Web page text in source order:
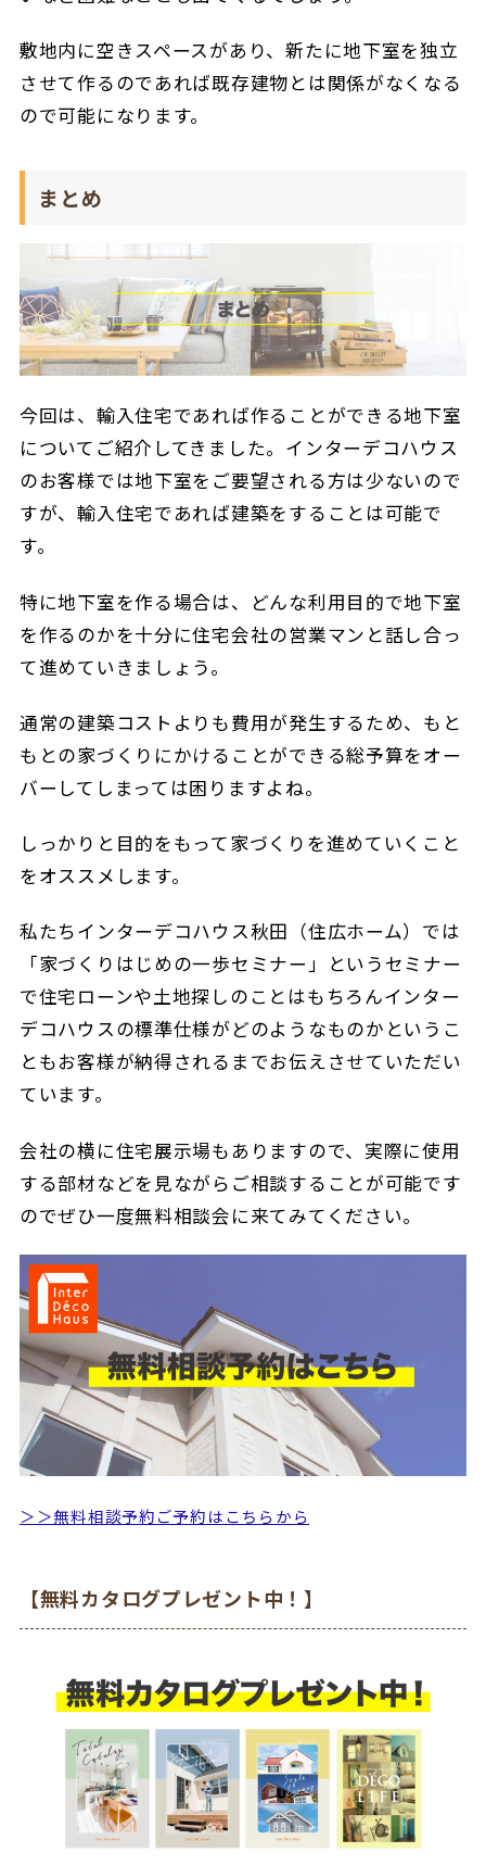
敷地内に空きスペースがあり、新たに地下室を独立
させて作るのであれば既存建物とは関係がなくなる
ので可能になります。
まとめ
今回は、輸入住宅であれば作ることができる地下室
についてご紹介してきました。インターデコハウス
のお客様では地下室をご要望される方は少ないので
すが、輸入住宅であれば建築をすることは可能で
す。
特に地下室を作る場合は、どんな利用目的で地下室
を作るのかを十分に住宅会社の営業マンと話し合っ
て進めていきましょう。
通常の建築コストよりも費用が発生するため、もと
もとの家づくりにかけることができる総予算をオー
バーしてしまっては困りますよね。
しっかりと目的をもって家づくりを進めていくこと
をオススメします。
私たちインターデコハウス秋田（住広ホーム）では
「家づくりはじめの一歩セミナー」というセミナー
で住宅ローンや土地探しのことはもちろんインター
デコハウスの標準仕様がどのようなものかというこ
ともお客様が納得されるまでお伝えさせていただい
ています。
会社の横に住宅展示場もありますので、実際に使用
する部材などを見ながらご相談することが可能です
のでぜひ一度無料相談会に来てみてください。
＞＞無料相談予約ご予約はこちらから
【無料カタログプレゼント中！】